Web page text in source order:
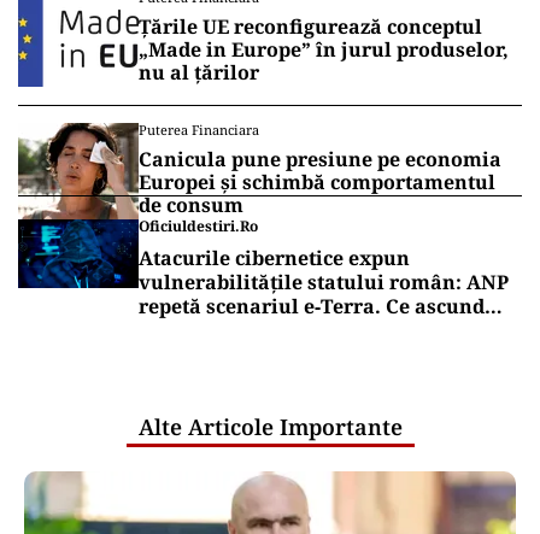
Țările UE reconfigurează conceptul
„Made in Europe” în jurul produselor,
nu al țărilor
Puterea Financiara
Canicula pune presiune pe economia
Europei și schimbă comportamentul
de consum
Oficiuldestiri.ro
Atacurile cibernetice expun
vulnerabilitățile statului român: ANP
repetă scenariul e‑Terra. Ce ascund
Alte Articole Importante